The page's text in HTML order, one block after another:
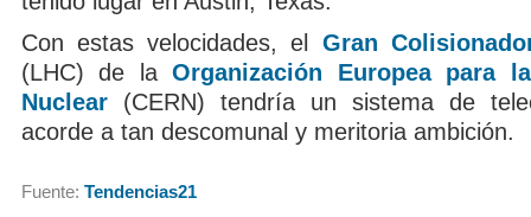
Con estas velocidades, el Gran
(LHC) de laOrganización Europea para
Nuclear (CERN) tendría un sistema de
acorde a tan descomunal y meritoria ambición.
Fuente: Tendencias21